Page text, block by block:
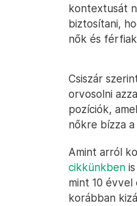
kontextusát
biztosítani,
nők és
Csiszár
orvosolni
pozíciók,
nőkre bízza
Amint arról
cikkünkben
mint 10
korábban